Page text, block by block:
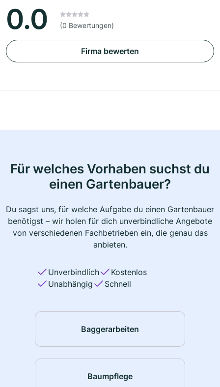
0.0 (0 Bewertungen)
Firma bewerten
Für welches Vorhaben suchst du
einen Gartenbauer?
Du sagst uns, für welche Aufgabe du einen Gartenbauer
benötigst – wir holen für dich unverbindliche Angebote
von verschiedenen Fachbetrieben ein, die genau das
anbieten.
Unverbindlich
Kostenlos
Unabhängig
Schnell
Baggerarbeiten
Baumpflege